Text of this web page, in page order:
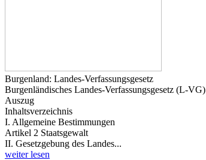
Burgenland: Landes-Verfassungsgesetz
Burgenländisches Landes-Verfassungsgesetz (L-VG)
Auszug
Inhaltsverzeichnis
I. Allgemeine Bestimmungen
Artikel 2 Staatsgewalt
​II. Gesetzgebung des Landes...
weiter lesen